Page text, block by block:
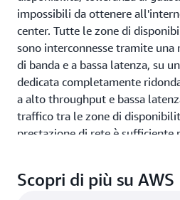
impossibili da ottenere
center. Tutte le zone di
sono interconnesse tramite una
di banda e a bassa latenza, su
dedicata completamente
a alto throughput e bassa
traffico tra le zone di
prestazione di rete è sufficiente
applicazioni per la disponibilità
Scopri di più su AWS